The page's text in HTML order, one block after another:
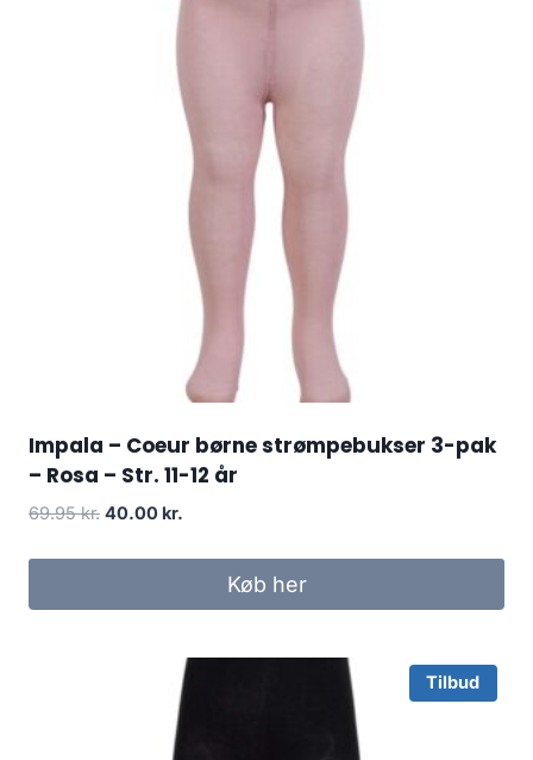
Impala – Coeur børne strømpebukser 3-pak
– Rosa – Str. 11-12 år
69.95kr. Original
40.00 kr.
40.00 kr..Køb her
Tilbud